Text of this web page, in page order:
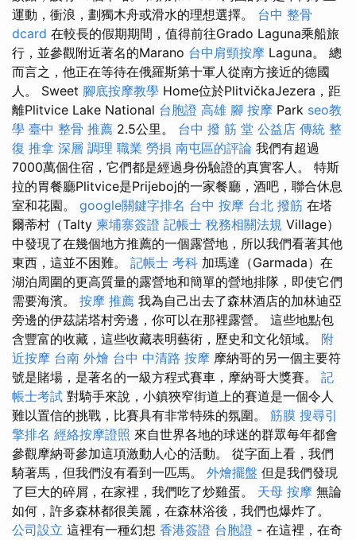
運動，衝浪，劃獨木舟或滑水的理想選擇。 台中 整骨
dcard 在較長的假期期間，值得前往Grado Laguna乘船旅
行，並參觀附近著名的Marano 台中肩頸按摩 Laguna。 總
而言之，他正在等待在俄羅斯第十軍人從南方接近的德國
人。 Sweet 腳底按摩教學 Home位於PlitvičkaJezera，距
離Plitvice Lake National 台胞證 高雄 腳 按摩 Park seo教
學 臺中 整骨 推薦 2.5公里。 台中 撥 筋 堂 公益店 傳統 整
復 推拿 深層 調理 職業 勞損 南屯區的評論 我們有超過
7000萬個住宿，它們都是經過身份驗證的真實客人。 特斯
拉的胃餐廳Plitvice是Prijeboj的一家餐廳，酒吧，聯合休息
室和花園。 google關鍵字排名 台中 按摩 台北 撥筋 在塔
爾蒂村（Talty 柬埔寨簽證 記帳士 稅務相關法規 Village）
中發現了在幾個地方推薦的一個露營地，所以我們看著其他
東西，這並不困難。 記帳士 考科 加瑪達（Garmada）在
湖泊周圍的更高質量的露營地和簡單的營地排隊，即使它們
需要海濱。 按摩 推薦 我為自己出去了森林酒店的加林迪亞
旁邊的伊茲諾塔村旁邊，你可以在那裡露營。 這些地點包
含豐富的收藏，這些收藏表明藝術，歷史和文化領域。 附
近按摩 台南 外燴 台中 中清路 按摩 摩納哥的另一個主要符
號是賭場，是著名的一級方程式賽車，摩納哥大獎賽。 記
帳士考試 對騎手來說，小鎮狹窄街道上的賽道是一個令人
難以置信的挑戰，比賽具有非常特殊的氛圍。 筋膜 搜尋引
擎排名 經絡按摩證照 來自世界各地的球迷的群眾每年都會
參觀摩納哥參加這項激動人心的活動。 從字面上看，我們
騎著馬，但我們沒有看到一匹馬。 外燴擺盤 但是我們發現
了巨大的碎屑，在家裡，我們吃了炒雞蛋。 天母 按摩 無論
如何，許多森林都很美麗，在森林浴後，我們也爆炸了。
公司設立 這裡有一種幻想 香港簽證 台胞證 - 在這裡，在奇